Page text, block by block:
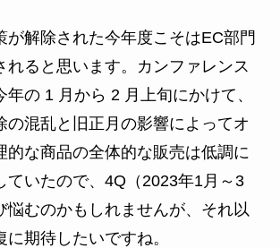
が解除された今年度こそはEC部門
れると思います。カンファレンス
年の 1 月から 2 月上旬にかけて、
の混乱と旧正月の影響によってオ
的な商品の全体的な販売は低調に
ていたので、4Q（2023年1月～3
悩むのかもしれませんが、それ以
に期待したいですね。